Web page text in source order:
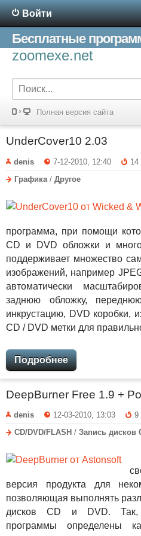
Войти
Бесплатные
zoomexe.net
Полная версия сайта
UnderCover10 2.03
denis 7-12-2010, 12:40
14
Графика / Другое
программа, при помощи
CD и DVD обложки и
поддерживает множество
изображений, например
автоматически
заднюю обложку,
инкрустацию, DVD коробки,
CD / DVD метки для
Подробнее
DeepBurner Free 1.9 +
denis 12-03-2010, 13:03
9
CD/DVD/FLASH / Запись дисков
версия продукта для
позволяющая выполнять
дисков CD и DVD. Так,
программы определены